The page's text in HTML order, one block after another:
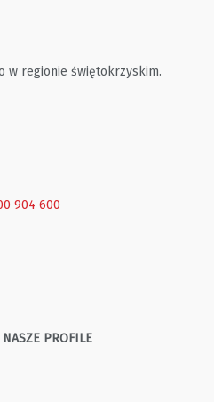
w regionie świętokrzyskim.
904 600
NASZE PROFILE